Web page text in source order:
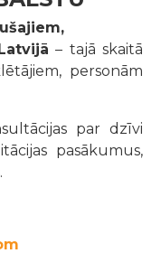
– tajā skaitā
personām
par dzīvi
pasākumus,